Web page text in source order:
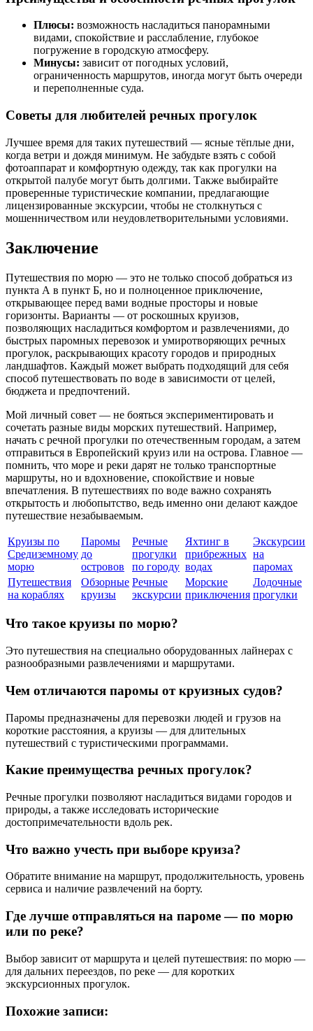
Плюсы: возможность насладиться панорамными
видами, спокойствие и расслабление, глубокое
погружение в городскую атмосферу.
Минусы: зависит от погодных условий,
ограниченность маршрутов, иногда могут быть очереди
и переполненные суда.
Советы для любителей речных прогулок
Лучшее время для таких путешествий — ясные тёплые дни,
когда ветри и дождя минимум. Не забудьте взять с собой
фотоаппарат и комфортную одежду, так как прогулки на
открытой палубе могут быть долгими. Также выбирайте
проверенные туристические компании, предлагающие
лицензированные экскурсии, чтобы не столкнуться с
мошенничеством или неудовлетворительными условиями.
Заключение
Путешествия по морю — это не только способ добраться из
пункта А в пункт Б, но и полноценное приключение,
открывающее перед вами водные просторы и новые
горизонты. Варианты — от роскошных круизов,
позволяющих насладиться комфортом и развлечениями, до
быстрых паромных перевозок и умиротворяющих речных
прогулок, раскрывающих красоту городов и природных
ландшафтов. Каждый может выбрать подходящий для себя
способ путешествовать по воде в зависимости от целей,
бюджета и предпочтений.
Мой личный совет — не бояться экспериментировать и
сочетать разные виды морских путешествий. Например,
начать с речной прогулки по отечественным городам, а затем
отправиться в Европейский круиз или на острова. Главное —
помнить, что море и реки дарят не только транспортные
маршруты, но и вдохновение, спокойствие и новые
впечатления. В путешествиях по воде важно сохранять
открытость и любопытство, ведь именно они делают каждое
путешествие незабываемым.
Круизы по
Средиземному
морю
Паромы
до
островов
Речные
прогулки
по городу
Яхтинг в
прибрежных
водах
Экскурсии
на
паромах
Путешествия
на кораблях
Обзорные
круизы
Речные
экскурсии
Морские
приключения
Лодочные
прогулки
Что такое круизы по морю?
Это путешествия на специально оборудованных лайнерах с
разнообразными развлечениями и маршрутами.
Чем отличаются паромы от круизных судов?
Паромы предназначены для перевозки людей и грузов на
короткие расстояния, а круизы — для длительных
путешествий с туристическими программами.
Какие преимущества речных прогулок?
Речные прогулки позволяют насладиться видами городов и
природы, а также исследовать исторические
достопримечательности вдоль рек.
Что важно учесть при выборе круиза?
Обратите внимание на маршрут, продолжительность, уровень
сервиса и наличие развлечений на борту.
Где лучше отправляться на пароме — по морю
или по реке?
Выбор зависит от маршрута и целей путешествия: по морю —
для дальних переездов, по реке — для коротких
экскурсионных прогулок.
Похожие записи: